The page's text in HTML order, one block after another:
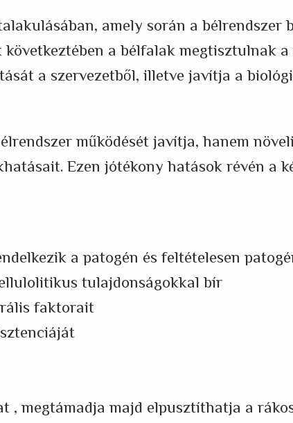
amely során a
a bélfalak megtisztulnak
a szervezetből, illetve javítja a
működését javítja, hanem
Ezen jótékony hatások révén a
a patogén és feltételesen
tulajdonságokkal bír
faktorait
, megtámadja majd elpusztíthatja a